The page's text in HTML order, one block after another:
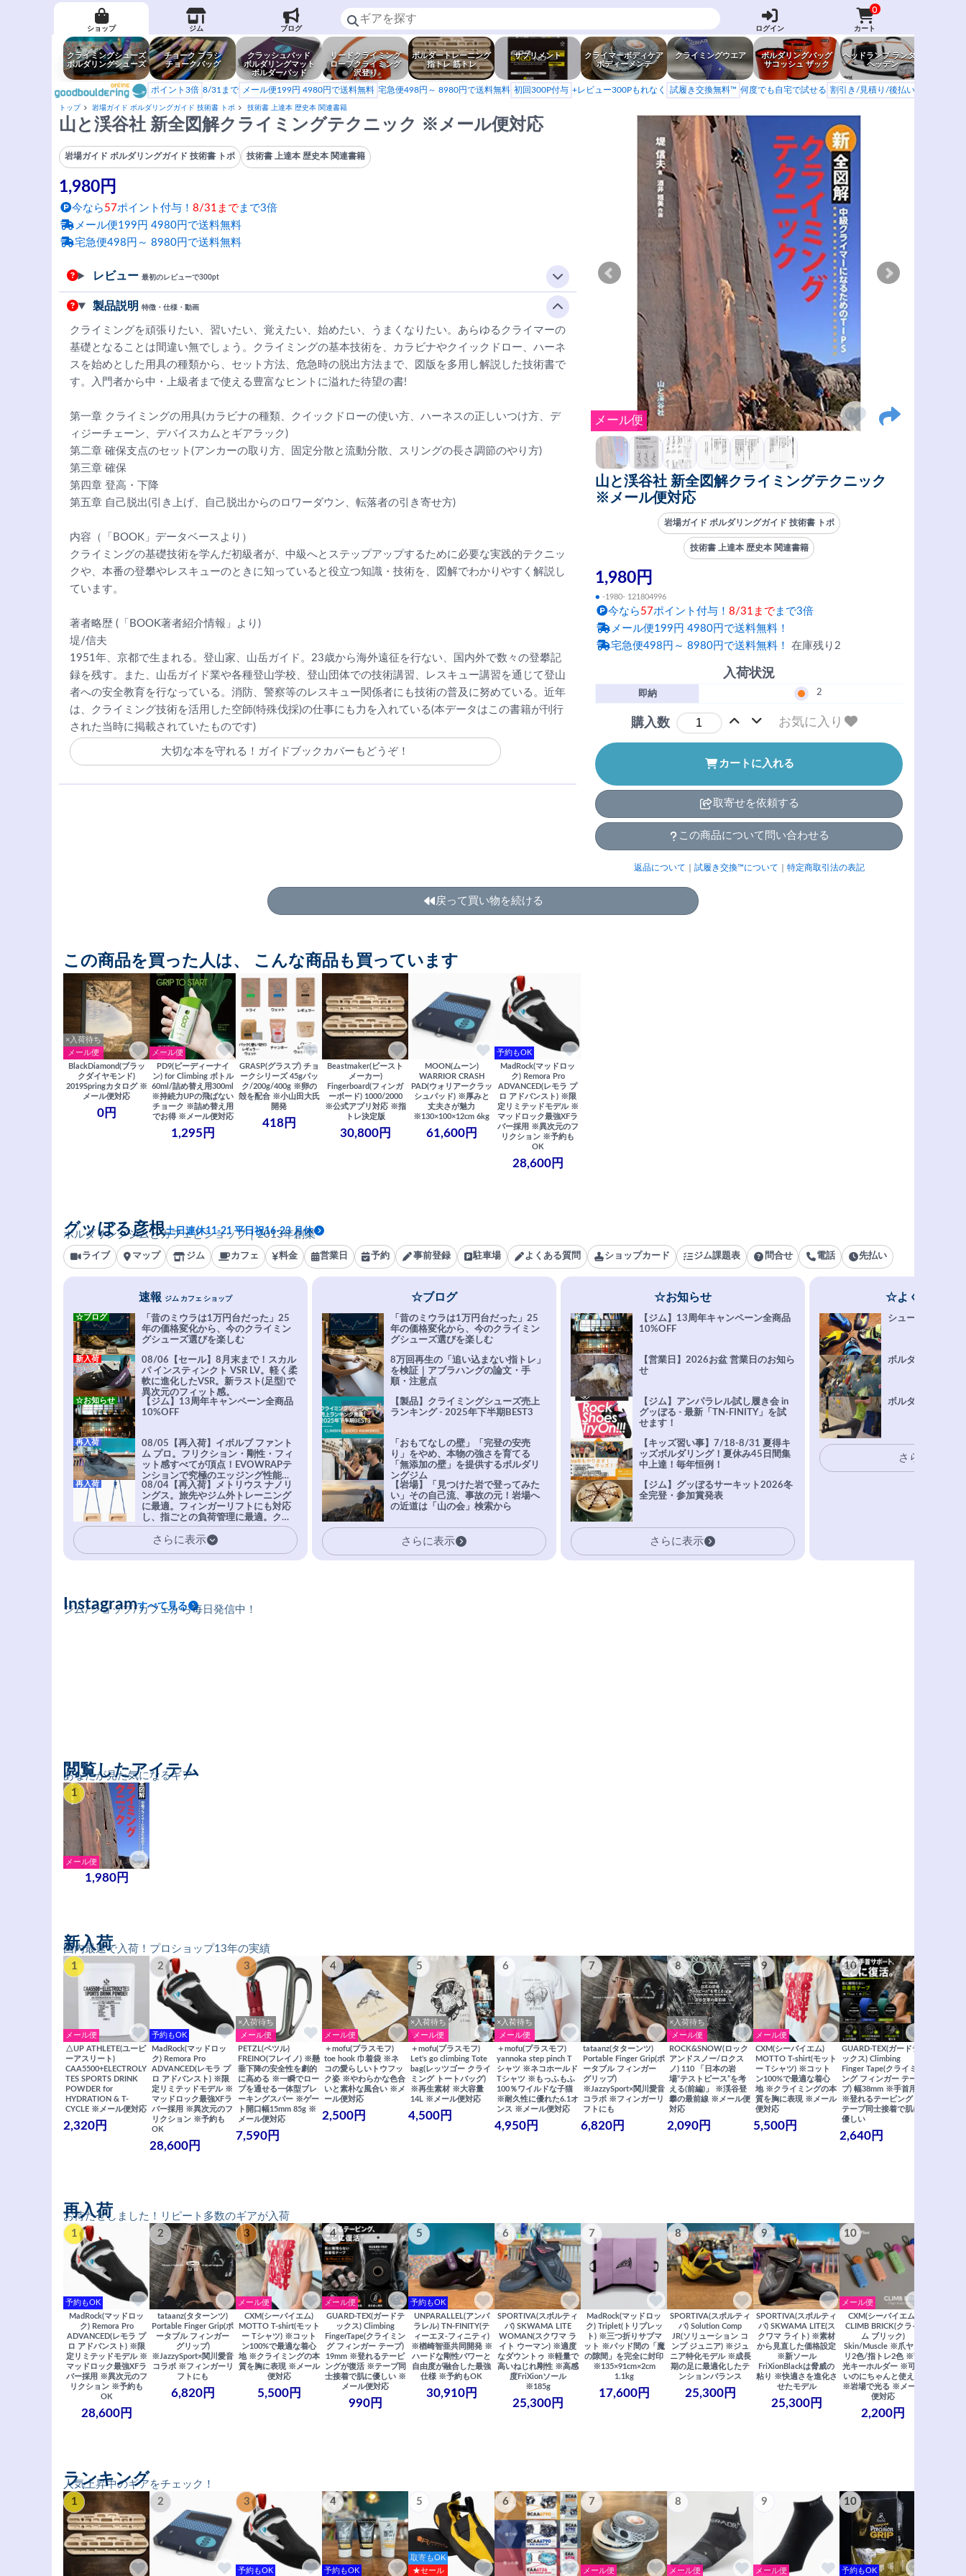
ショップ ジム ブログ ログイン
0
カート
クライミングシューズ
ボルダリングシューズ
チョーク ブラシ
チョークバッグ
クラッシュパッド
ボルダリングマット
ボルダーパッド
リードクライミング
ロープクライミング
沢登り
ボルダートレーニング
指トレ 筋トレ
サプリメント
クライマーボディケア
ボディーメンテ
クライミングウエア
ボルダリングバッグ
サコッシュ ザック
ヘッドランプ ランタン
ヘッデン
ポイント3倍 8/31まで メール便199円 4980円で送料無料 宅急便498円～ 8980円で送料無料 初回300P付与 +レビュー300Pもれなく 試履き交換無料™ 何度でも自宅で試せる 割引き/見積り/後払い
トップ 岩場ガイド ボルダリングガイド 技術書 トポ 技術書 上達本 歴史本 関連書籍
メール便
山と渓谷社 新全図解クライミングテクニック
※メール便対応
岩場ガイド ボルダリングガイド 技術書 トポ
技術書 上達本 歴史本 関連書籍
1,980円
● -1980- 121804996
今なら 57ポイント付与！ 8/31まで まで3倍
メール便199円 4980円で送料無料！
宅急便498円～ 8980円で送料無料！ 在庫残り2
入荷状況
即納 2
購入数 お気に入り
カートに入れる
取寄せを依頼する
この商品について問い合わせる
返品について 試履き交換™について 特定商取引法の表記
山と渓谷社 新全図解クライミングテクニック ※メール便対応
岩場ガイド ボルダリングガイド 技術書 トポ 技術書 上達本 歴史本 関連書籍
1,980円
今なら 57ポイント付与！ 8/31まで まで3倍
メール便199円 4980円で送料無料
宅急便498円～ 8980円で送料無料
レビュー 最初のレビューで300pt
製品説明 特徴・仕様・動画
クライミングを頑張りたい、習いたい、覚えたい、始めたい、うまくなりたい。あらゆるクライマーの
基礎となることは間違い無でしょう。クライミングの基本技術を、カラビナやクイックドロー、ハーネ
スを始めとした用具の種類から、セット方法、危急時の脱出方法まで、図版を多用し解説した技術書で
す。入門者から中・上級者まで使える豊富なヒントに溢れた待望の書!
第一章 クライミングの用具(カラビナの種類、クイックドローの使い方、ハーネスの正しいつけ方、デ
ィジーチェーン、デバイスカムとギアラック)
第二章 確保支点のセット(アンカーの取り方、固定分散と流動分散、スリングの長さ調節のやり方)
第三章 確保
第四章 登高・下降
第五章 自己脱出(引き上げ、自己脱出からのロワーダウン、転落者の引き寄せ方)
内容（「BOOK」データベースより）
クライミングの基礎技術を学んだ初級者が、中級へとステップアップするために必要な実践的テクニッ
クや、本番の登攀やレスキューのときに知っていると役立つ知識・技術を、図解でわかりやすく解説し
ています。
著者略歴 (「BOOK著者紹介情報」より)
堤/信夫
1951年、京都で生まれる。登山家、山岳ガイド。23歳から海外遠征を行ない、国内外で数々の登攀記
録を残す。また、山岳ガイド業や各種登山学校、登山団体での技術講習、レスキュー講習を通じて登山
者への安全教育を行なっている。消防、警察等のレスキュー関係者にも技術の普及に努めている。近年
は、クライミング技術を活用した空師(特殊伐採)の仕事にも力を入れている(本データはこの書籍が刊行
された当時に掲載されていたものです)
大切な本を守れる！ガイドブックカバーもどうぞ！
戻って買い物を続ける
この商品を買った人は、 こんな商品も買っています
×入荷待ち
メール便
BlackDiamond(ブラッ
クダイヤモンド)
2019Springカタログ ※
メール便対応
0円
メール便
PD9(ピーディーナイ
ン) for Climbing ボトル
60ml/詰め替え用300ml
※持続力UPの飛ばない
チョーク ※詰め替え用
でお得 ※メール便対応
1,295円
GRASP(グラスプ) チョ
ークシリーズ 45gパッ
ク/200g/400g ※卵の
殻を配合 ※小山田大氏
開発
418円
Beastmaker(ビースト
メーカー)
Fingerboard(フィンガ
ーボード) 1000/2000
※公式アプリ対応 ※指
トレ決定版
30,800円
MOON(ムーン)
WARRIOR CRASH
PAD(ウォリアークラッ
シュパッド) ※厚みと
丈夫さが魅力
※130×100×12cm 6kg
61,600円
予約もOK
MadRock(マッドロッ
ク) Remora Pro
ADVANCED(レモラ プ
ロ アドバンスト) ※限
定リミテッドモデル ※
マッドロック最強XFラ
バー採用 ※異次元のフ
リクション ※予約も
OK
28,600円
ボルダリングジムとカフェとショップ｜2013年創業
グッぼる彦根土日連休11-21 平日祝16-23 月休
ライブ マップ ジム カフェ 料金 営業日 予約 事前登録 駐車場 よくある質問 ショップカード ジム課題表 問合せ 電話 先払い
速報 ジム カフェ ショップ
「昔のミウラは1万円台だった」25
年の価格変化から、今のクライミン
グシューズ選びを楽しむ
☆ブログ
08/06【セール】8月末まで！スカル
パ インスティンクト VSR LV。軽く柔
軟に進化したVSR。新ラスト(足型)で
異次元のフィット感。
新入荷
【ジム】13周年キャンペーン全商品
10%OFF
☆お知らせ
08/05【再入荷】イボルブ ファント
ム プロ。フリクション・剛性・フィ
ット感すべてが頂点！EVOWRAPテ
ンションで究極のエッジング性能を
実現。進化系ラバーEvo-74はTRAX
を凌駕する粘着力で極小ホールドに
安心感。
再入荷
08/04【再入荷】メトリウス ナノリ
ングス。旅先やジム外トレーニング
に最適。フィンガーリフトにも対応
し、指ごとの負荷管理に最適。クラ
イマーの指を本気で鍛えるギア。
再入荷
さらに表示
☆ブログ
「昔のミウラは1万円台だった」25
年の価格変化から、今のクライミン
グシューズ選びを楽しむ
8万回再生の「追い込まない指トレ」
を検証｜アブラハングの論文・手
順・注意点
【製品】クライミングシューズ売上
ランキング - 2025年下半期BEST3
「おもてなしの壁」「完登の安売
り」をやめ、本物の強さを育てる
「無添加の壁」を提供するボルダリ
ングジム
【岩場】「見つけた岩で登ってみた
い」その自己流、事故の元！岩場へ
の近道は「山の会」検索から
さらに表示
☆お知らせ
【ジム】13周年キャンペーン全商品
10%OFF
【営業日】2026お盆 営業日のお知ら
せ
【ジム】アンパラレル試し履き会 in
グッぼる - 最新「TN-FINITY」を試
せます！
【キッズ習い事】7/18-8/31 夏得キ
ッズボルダリング！夏休み45日間集
中上達！毎年恒例！
【ジム】グッぼるサーキット2026冬
全完登・参加賞発表
さらに表示
☆よくある質
シューズ選びFAQ
ボルダリング上達
ボルダリングトレ
さらに表示
ジム/ショップ/カフェから毎日発信中！
Instagramすべて見る
あなたが見た気になるギア
閲覧したアイテム
1
メール便
1,980円
国内最速で入荷！プロショップ13年の実績
新入荷
1
メール便
△UP ATHLETE(ユーピ
ーアスリート)
CAA5500+ELECTROLY
TES SPORTS DRINK
POWDER for
HYDRATION & T-
CYCLE ※メール便対応
2,320円
2
予約もOK
MadRock(マッドロッ
ク) Remora Pro
ADVANCED(レモラ プ
ロ アドバンスト) ※限
定リミテッドモデル ※
マッドロック最強XFラ
バー採用 ※異次元のフ
リクション ※予約も
OK
28,600円
3
×入荷待ち
メール便
PETZL(ペツル)
FREINO(フレイノ) ※懸
垂下降の安全性を劇的
に高める ※一瞬でロー
プを通せる一体型ブレ
ーキングスパー ※ゲー
ト開口幅15mm 85g ※
メール便対応
7,590円
4
メール便
＋mofu(プラスモフ)
toe hook 巾着袋 ※ネ
コの愛らしいトウフッ
ク姿 ※やわらかな色合
いと素朴な風合い ※メ
ール便対応
2,500円
5
×入荷待ち
メール便
＋mofu(プラスモフ)
Let's go climbing Tote
bag(レッツゴー クライ
ミング トートバッグ)
※再生素材 ※大容量
14L ※メール便対応
4,500円
6
×入荷待ち
メール便
＋mofu(プラスモフ)
yannoka step pinch T
シャツ ※ネコホールド
Tシャツ ※もっふもふ
100％ワイルドな子猫
※耐久性に優れた6.1オ
ンス ※メール便対応
4,950円
7
tataanz(タターンツ)
Portable Finger Grip(ポ
ータブル フィンガー
グリップ)
※JazzySport×関川愛音
コラボ ※フィンガーリ
フトにも
6,820円
8
×入荷待ち
メール便
ROCK&SNOW(ロック
アンドスノー/ロクス
ノ) 110 「日本の岩
場“テストピース”を考
える(前編)」 ※渓谷登
攀の最前線 ※メール便
対応
2,090円
9
メール便
CXM(シーバイエム)
MOTTO T-shirt(モット
ー Tシャツ) ※コット
ン100%で最適な着心
地 ※クライミングの本
質を胸に表現 ※メール
便対応
5,500円
10
GUARD-TEX(ガードテ
ックス) Climbing
Finger Tape(クライミ
ング フィンガー テー
プ) 幅38mm ※手首用
※登れるテーピング ※
テープ同士接着で肌に
優しい
2,640円
お待たせしました！リピート多数のギアが入荷
再入荷
1
予約もOK
MadRock(マッドロッ
ク) Remora Pro
ADVANCED(レモラ プ
ロ アドバンスト) ※限
定リミテッドモデル ※
マッドロック最強XFラ
バー採用 ※異次元のフ
リクション ※予約も
OK
28,600円
2
tataanz(タターンツ)
Portable Finger Grip(ポ
ータブル フィンガー
グリップ)
※JazzySport×関川愛音
コラボ ※フィンガーリ
フトにも
6,820円
3
メール便
CXM(シーバイエム)
MOTTO T-shirt(モット
ー Tシャツ) ※コット
ン100%で最適な着心
地 ※クライミングの本
質を胸に表現 ※メール
便対応
5,500円
4
メール便
GUARD-TEX(ガードテ
ックス) Climbing
FingerTape(クライミン
グ フィンガー テープ)
19mm ※登れるテーピ
ングが復活 ※テープ同
士接着で肌に優しい ※
メール便対応
990円
5
予約もOK
UNPARALLEL(アンパ
ラレル) TN-FINITY(テ
ィーエヌ-フィニティ)
※楢崎智亜共同開発 ※
ハードな剛性パワーと
自由度が融合した最強
仕様 ※予約もOK
30,910円
6
SPORTIVA(スポルティ
バ) SKWAMA LITE
WOMAN(スクワマ ラ
イト ウーマン) ※適度
なダウントゥ ※軽量で
高いねじれ剛性 ※高感
度FriXionソール
※185g
25,300円
7
MadRock(マッドロッ
ク) Triplet(トリプレッ
ト) ※三つ折りサブマ
ット ※パッド間の「魔
の隙間」を完全に封印
※135×91cm×2cm
1.1kg
17,600円
8
SPORTIVA(スポルティ
バ) Solution Comp
JR(ソリューション コ
ンプ ジュニア) ※ジュ
ニア特化モデル ※成長
期の足に最適化したテ
ンションバランス
25,300円
9
SPORTIVA(スポルティ
バ) SKWAMA LITE(ス
クワマ ライト) ※素材
から見直した価格設定
※新ソール
FriXionBlackは脅威の
粘り ※快適さを進化さ
せたモデル
25,300円
10
メール便
CXM(シーバイエム)
CLIMB BRICK(クライ
ム ブリック)
Skin/Muscle ※爪ヤス
リ2色/指トレ2色 ※蓄
光キーホルダー ※可愛
いのにちゃんと使える
※岩場で光る ※メール
便対応
2,200円
人気上昇中のギアをチェック！
ランキング
1 2 3
予約もOK
4
予約もOK
5
取寄もOK
★セール
6 7
メール便
8
メール便
9
メール便
10
予約もOK